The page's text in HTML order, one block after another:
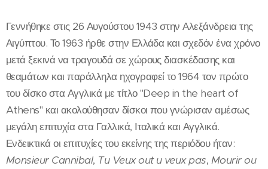
Γεννήθηκε στις 26 Αυγούστου 1943 στην Αλεξάνδρεια της
Αιγύπτου. Το 1963 ήρθε στην Ελλάδα και σχεδόν ένα χρόνο
μετά ξεκινά να τραγουδά σε χώρους διασκέδασης και
θεαμάτων και παράλληλα ηχογραφεί το 1964 τον πρώτο
του δίσκο στα Αγγλικά με τίτλο "Deep in the heart of
Athens" και ακολούθησαν δίσκοι που γνώρισαν αμέσως
μεγάλη επιτυχία στα Γαλλικά, Ιταλικά και Αγγλικά.
Ενδεικτικά οι επιτυχίες του εκείνης της περιόδου ήταν:
Monsieur Cannibal, Tu Veux out u veux pas, Mourir ou